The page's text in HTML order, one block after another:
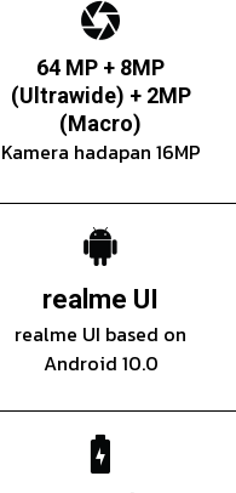
64 MP + 8MP
(Ultrawide) + 2MP
(Macro)
Kamera hadapan 16MP
realme UI
realme UI based on
Android 10.0